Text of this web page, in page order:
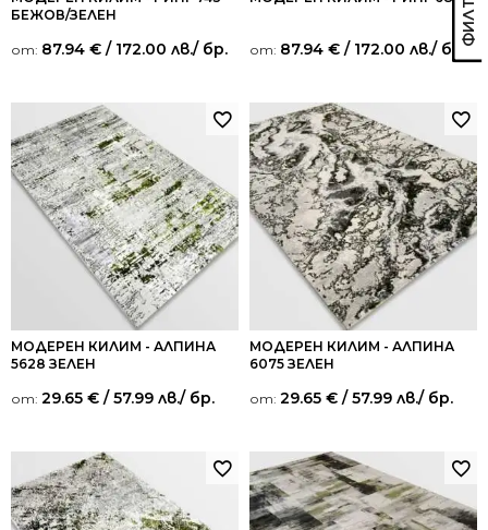
БЕЖОВ/ЗЕЛЕН
от: 87.94 € / 172.00 лв./ бр. от: 87.94 € / 172.00 лв./ бр.
МОДЕРЕН КИЛИМ - АЛПИНА
5628 ЗЕЛЕН
от: 29.65 € / 57.99 лв./ бр.
МОДЕРЕН КИЛИМ - АЛПИНА
6075 ЗЕЛЕН
от: 29.65 € / 57.99 лв./ бр.